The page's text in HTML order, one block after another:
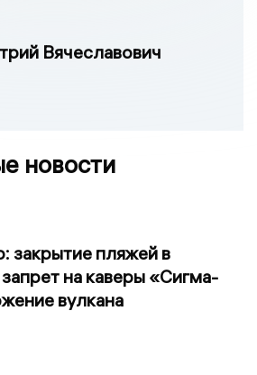
Вячеславович
новости
закрытие пляжей в
на каверы «Сигма-
вулкана